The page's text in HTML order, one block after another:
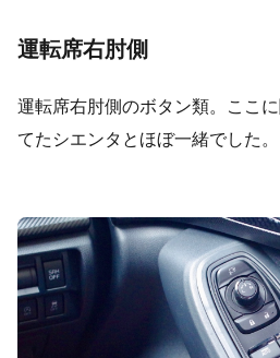
運転席右肘側
運転席右肘側のボタン類。ここ
てたシエンタとほぼ一緒でした。